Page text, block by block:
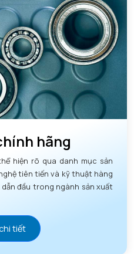
hãng
hiện rõ qua danh mục sản
tiên tiến và kỹ thuật hàng
đầu trong ngành sản xuất
tiết